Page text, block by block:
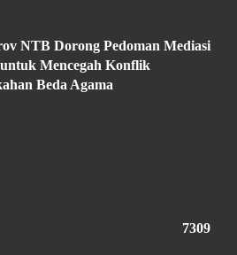
NTB Dorong Pedoman Mediasi
untuk Mencegah Konflik
Beda Agama
7309